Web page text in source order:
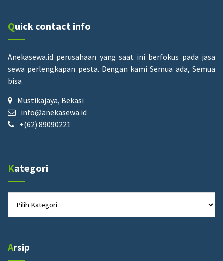
Quick contact info
Anekasewa.id perusahaan yang saat ini berfokus pada jasa
sewa perlengkapan pesta. Dengan kami Semua ada, Semua
bisa
Mustikajaya, Bekasi
info@anekasewa.id
+(62) 89090221
Kategori
Arsip